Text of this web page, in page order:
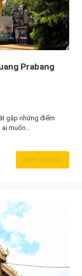
Prabang
gặp những điểm
ai muốn…
Xem chi tiết